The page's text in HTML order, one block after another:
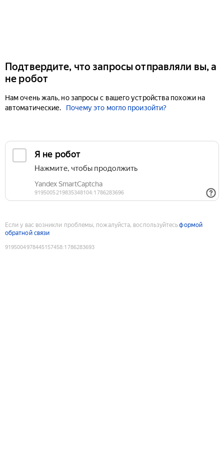
Подтвердите, что запросы отправляли вы, а
не робот
Нам очень жаль, но запросы с вашего устройства похожи на
автоматические.
Почему это могло произойти?
Если у вас возникли проблемы, пожалуйста, воспользуйтесьформой
обратной связи
9195004978445157458:1786283693